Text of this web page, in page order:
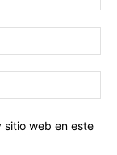
sitio web en este